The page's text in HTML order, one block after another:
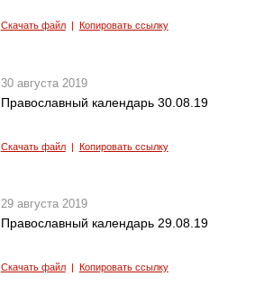
Скачать файл| Копировать ссылку
30 августа 2019
Православный календарь 30.08.19
Скачать файл| Копировать ссылку
29 августа 2019
Православный календарь 29.08.19
Скачать файл| Копировать ссылку